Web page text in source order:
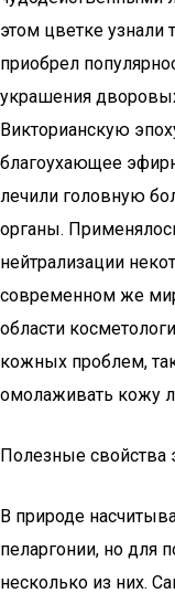
этом цветке узнали
приобрел
украшения
Викторианскую
благоухающее
лечили головную
органы.
нейтрализации
современном же
области
кожных проблем,
омолаживать кожу
Полезные свойства
В природе
пеларгонии, но для
несколько из них.